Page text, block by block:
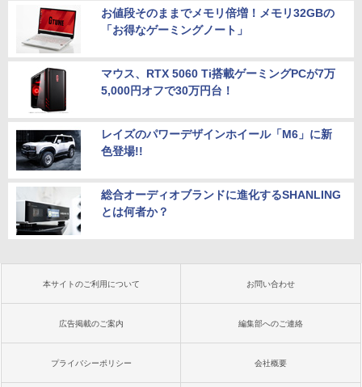
お値段そのままでメモリ倍増！メモリ32GBの
「お得なゲーミングノート」
マウス、RTX 5060 Ti搭載ゲーミングPCが7万
5,000円オフで30万円台！
レイズのパワーデザインホイール「M6」に新
色登場!!
総合オーディオブランドに進化するSHANLING
とは何者か？
本サイトのご利用について お問い合わせ
広告掲載のご案内 編集部へのご連絡
プライバシーポリシー 会社概要